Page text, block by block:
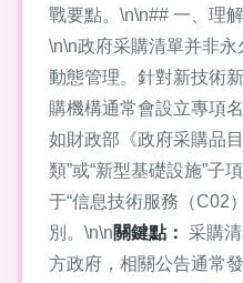
戰要點。\n\n## 一、理
\n\n政府采購清單并非永
動態管理。針對新技術
購機構通常會設立專項
如財政部《政府采購品
類”或“新型基礎設施”子
于“信息技術服務（C02
別。\n\n關鍵點： 采購
方政府，相關公告通常